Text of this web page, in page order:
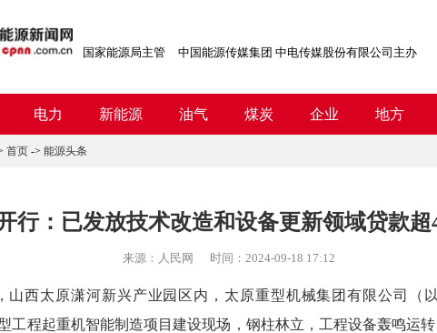
国家能源局主管 中国能源传媒集团 中电传媒股份有限公司主办
电力 新能源 油气 煤炭 企业 地方
首页 -> 能源头条
行：已发放技术改造和设备更新领域贷款超
来源： 人民网 时间： 2024-09-18 17:12
西太原潇河新兴产业园区内，太原重型机械集团有限公司（
工程起重机智能制造项目建设现场，钢柱林立，工程设备轰鸣运